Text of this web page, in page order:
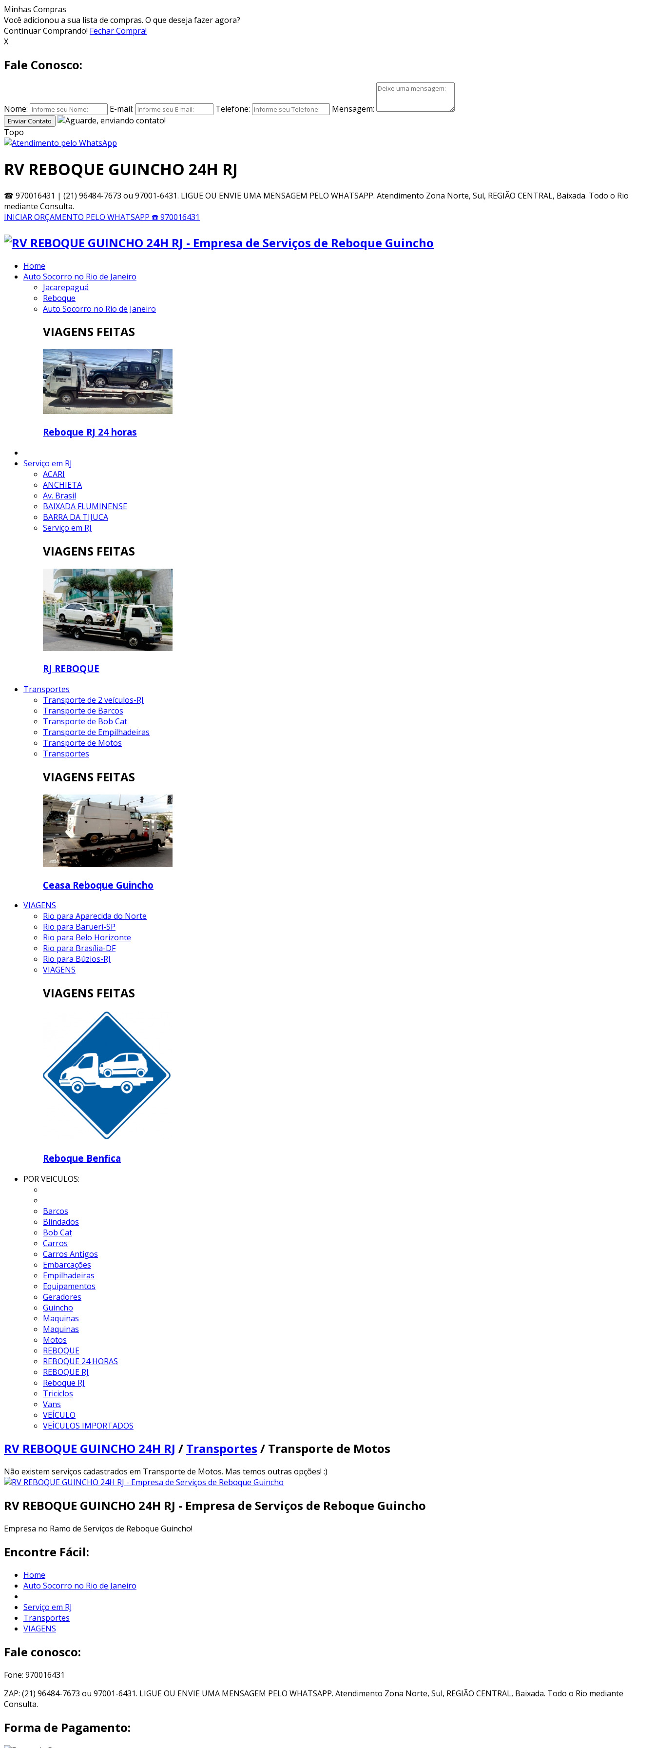
Minhas Compras
Você adicionou a sua lista de compras. O que deseja fazer agora?
Continuar Comprando! Fechar Compra!
X
Fale Conosco:
Nome: E-mail: Telefone: Mensagem:
Enviar Contato
Topo
RV REBOQUE GUINCHO 24H RJ
☎ 970016431 | (21) 96484-7673 ou 97001-6431. LIGUE OU ENVIE UMA MENSAGEM PELO WHATSAPP. Atendimento Zona Norte, Sul, REGIÃO CENTRAL, Baixada. Todo o Rio
mediante Consulta.
INICIAR ORÇAMENTO PELO WHATSAPP ☎️ 970016431
Home
Auto Socorro no Rio de Janeiro
Jacarepaguá
Reboque
Auto Socorro no Rio de Janeiro
VIAGENS FEITAS
Reboque RJ 24 horas
Serviço em RJ
ACARI
ANCHIETA
Av. Brasil
BAIXADA FLUMINENSE
BARRA DA TIJUCA
Serviço em RJ
VIAGENS FEITAS
RJ REBOQUE
Transportes
Transporte de 2 veículos-RJ
Transporte de Barcos
Transporte de Bob Cat
Transporte de Empilhadeiras
Transporte de Motos
Transportes
VIAGENS FEITAS
Ceasa Reboque Guincho
VIAGENS
Rio para Aparecida do Norte
Rio para Barueri-SP
Rio para Belo Horizonte
Rio para Brasília-DF
Rio para Búzios-RJ
VIAGENS
VIAGENS FEITAS
Reboque Benfica
POR VEICULOS:
Barcos
Blindados
Bob Cat
Carros
Carros Antigos
Embarcações
Empilhadeiras
Equipamentos
Geradores
Guincho
Maquinas
Maquinas
Motos
REBOQUE
REBOQUE 24 HORAS
REBOQUE RJ
Reboque RJ
Triciclos
Vans
VEÍCULO
VEÍCULOS IMPORTADOS
RV REBOQUE GUINCHO 24H RJ / Transportes / Transporte de Motos
Não existem serviços cadastrados em Transporte de Motos. Mas temos outras opções! :)
RV REBOQUE GUINCHO 24H RJ - Empresa de Serviços de Reboque Guincho
Empresa no Ramo de Serviços de Reboque Guincho!
Encontre Fácil:
Home
Auto Socorro no Rio de Janeiro
Serviço em RJ
Transportes
VIAGENS
Fale conosco:
Fone: 970016431
ZAP: (21) 96484-7673 ou 97001-6431. LIGUE OU ENVIE UMA MENSAGEM PELO WHATSAPP. Atendimento Zona Norte, Sul, REGIÃO CENTRAL, Baixada. Todo o Rio mediante
Consulta.
Forma de Pagamento: